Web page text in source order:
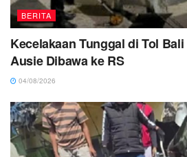
BERITA
Kecelakaan Tunggal di Tol
Ausie Dibawa ke RS
04/08/2026